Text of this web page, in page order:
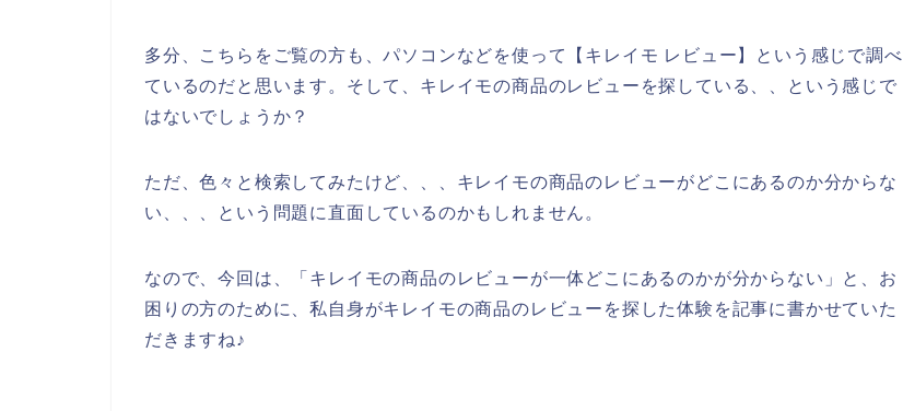
多分、こちらをご覧の方も、パソコンなどを使って【キレイモ レビュー】という感じで調べ
ているのだと思います。そして、キレイモの商品のレビューを探している、、という感じで
はないでしょうか？
ただ、色々と検索してみたけど、、、キレイモの商品のレビューがどこにあるのか分からな
い、、、という問題に直面しているのかもしれません。
なので、今回は、「キレイモの商品のレビューが一体どこにあるのかが分からない」と、お
困りの方のために、私自身がキレイモの商品のレビューを探した体験を記事に書かせていた
だきますね♪